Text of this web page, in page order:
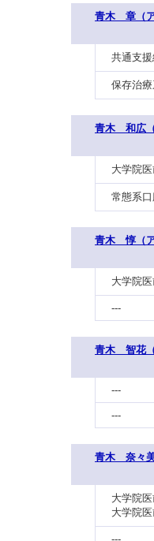
青木 章（
共通支
保存治
青木 和広
大学院
常態系
青木 惇（
大学院
---
青木 智花
---
---
青木 奈々
大学院
大学院